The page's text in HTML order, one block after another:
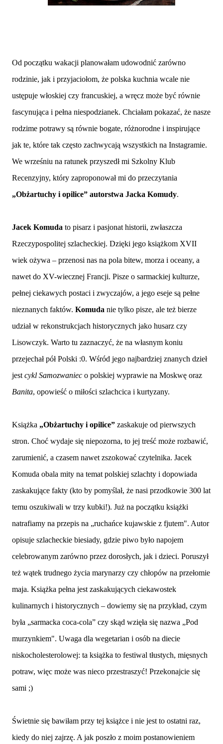
Od początku wakacji planowałam udowodnić zarówno
rodzinie, jak i przyjaciołom, że polska kuchnia wcale nie
ustępuje włoskiej czy francuskiej, a wręcz może być równie
fascynująca i pełna niespodzianek. Chciałam pokazać, że nasze
rodzime potrawy są równie bogate, różnorodne i inspirujące
jak te, które tak często zachwycają wszystkich na Instagramie.
We wrześniu na ratunek przyszedł mi Szkolny Klub
Recenzyjny, który zaproponował mi do przeczytania
„Obżartuchy i opilice” autorstwa Jacka Komudy.
Jacek Komuda to pisarz i pasjonat historii, zwłaszcza
Rzeczypospolitej szlacheckiej. Dzięki jego książkom XVII
wiek ożywa – przenosi nas na pola bitew, morza i oceany, a
nawet do XV-wiecznej Francji. Pisze o sarmackiej kulturze,
pełnej ciekawych postaci i zwyczajów, a jego eseje są pełne
nieznanych faktów. Komuda nie tylko pisze, ale też bierze
udział w rekonstrukcjach historycznych jako husarz czy
Lisowczyk. Warto tu zaznaczyć, że na własnym koniu
przejechał pół Polski :0. Wśród jego najbardziej znanych dzieł
jest cykl Samozwaniec o polskiej wyprawie na Moskwę oraz
Banita, opowieść o miłości szlachcica i kurtyzany.
Książka „Obżartuchy i opilice” zaskakuje od pierwszych
stron. Choć wydaje się niepozorna, to jej treść może rozbawić,
zarumienić, a czasem nawet zszokować czytelnika. Jacek
Komuda obala mity na temat polskiej szlachty i dopowiada
zaskakujące fakty (kto by pomyślał, że nasi przodkowie 300 lat
temu oszukiwali w trzy kubki!). Już na początku książki
natrafiamy na przepis na „ruchańce kujawskie z fjutem". Autor
opisuje szlacheckie biesiady, gdzie piwo było napojem
celebrowanym zarówno przez dorosłych, jak i dzieci. Poruszył
też wątek trudnego życia marynarzy czy chłopów na przełomie
maja. Książka pełna jest zaskakujących ciekawostek
kulinarnych i historycznych – dowiemy się na przykład, czym
była „sarmacka coca-cola” czy skąd wzięła się nazwa „Pod
murzynkiem". Uwaga dla wegetarian i osób na diecie
niskocholesterolowej: ta książka to festiwal tłustych, mięsnych
potraw, więc może was nieco przestraszyć! Przekonajcie się
sami ;)
Świetnie się bawiłam przy tej książce i nie jest to ostatni raz,
kiedy do niej zajrzę. A jak poszło z moim postanowieniem